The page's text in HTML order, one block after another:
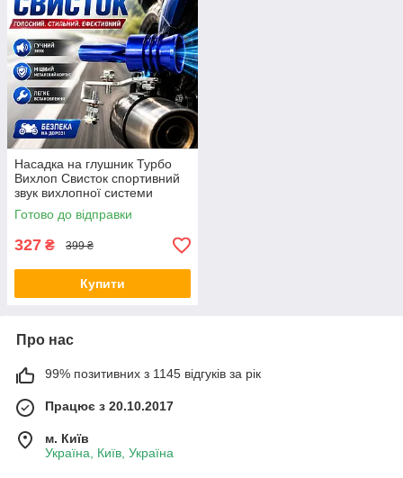
Насадка на глушник Турбо
Вихлоп Свисток спортивний
звук вихлопної системи
стильний автоаксесуар city-1-
0854
Готово до відправки
327 ₴ 399 ₴
Купити
Про нас
99% позитивних з 1145 відгуків за рік
Працює з 20.10.2017
м. Київ
Україна, Київ, Україна